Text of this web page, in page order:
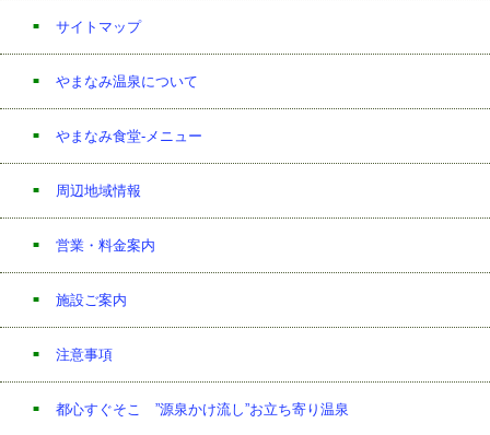
サイトマップ
やまなみ温泉について
やまなみ食堂-メニュー
周辺地域情報
営業・料金案内
施設ご案内
注意事項
都心すぐそこ ”源泉かけ流し”お立ち寄り温泉